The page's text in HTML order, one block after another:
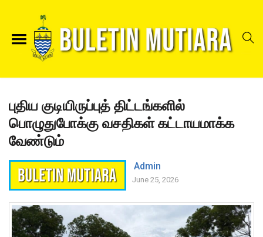
புதிய குடியிருப்புத் திட்டங்களில்
பொழுதுபோக்கு வசதிகள் கட்டாயமாக்க
வேண்டும்
Admin
June 25, 2026